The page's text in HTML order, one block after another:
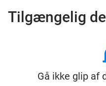
Tilgængelig
Gå ikke glip af